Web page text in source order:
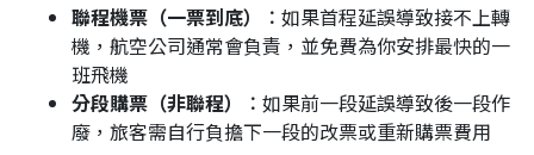
聯程機票（一票到底）︰ 如果首程延誤導致接不上轉
機，航空公司通常會負責，並免費為你安排最快的一
班飛機
分段購票（非聯程）︰ 如果前一段延誤導致後一段作
廢，旅客需自行負擔下一段的改票或重新購票費用